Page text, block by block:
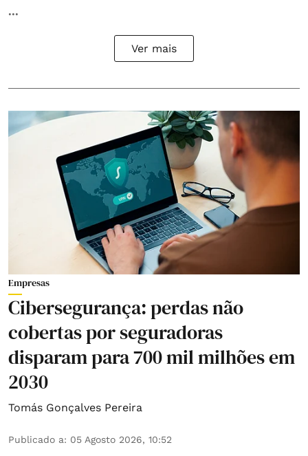
...
Ver mais
Empresas
Cibersegurança: perdas não
cobertas por seguradoras
disparam para 700 mil milhões em
2030
Tomás Gonçalves Pereira
Publicado a: 05 Agosto 2026, 10:52